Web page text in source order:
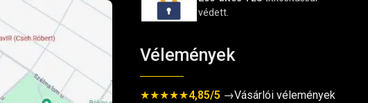
védett.
Vélemények
★★★★★4,85/5 →Vásárlói vélemények